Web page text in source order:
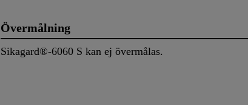
Övermålning
Sikagard®-6060 S kan ej övermålas.